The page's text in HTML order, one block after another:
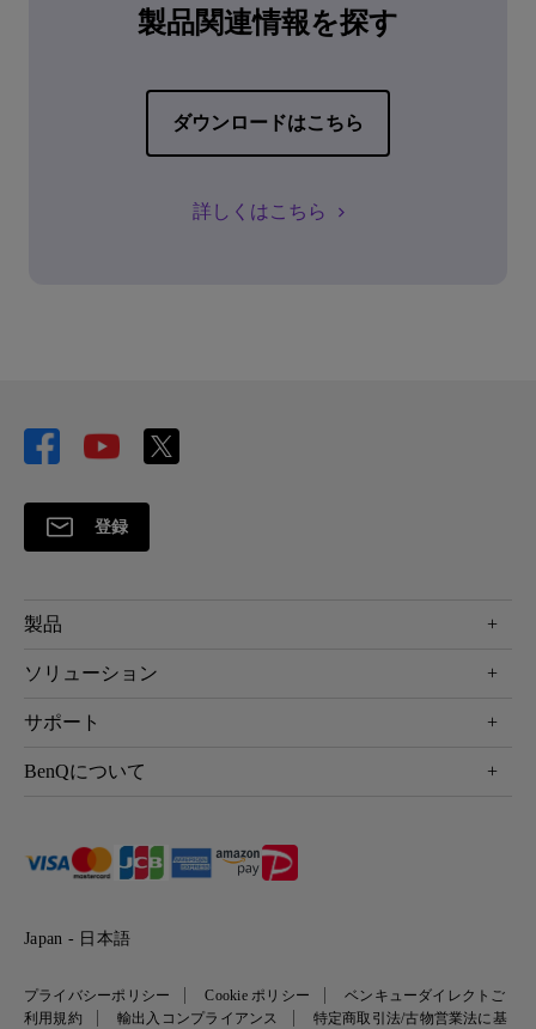
製品関連情報を探す
ダウンロードはこちら
詳しくはこちら
登録
製品
プロジェクター
照明
Webカメラ
ソリューション
ビジネス向け
知識ページ
AQCOLOR
e-Sports
サポート
サポート
製品保守サービス終了のご案内
正規取扱店情報
BenQについて
リーダーシップ
ニュース
プライバシーポリシー Cookie ポリシー
ベンキューダイレクトご
利用規約
輸出入コンプライアンス 特定商取引法/古物営業法に基
Japan - 日本語